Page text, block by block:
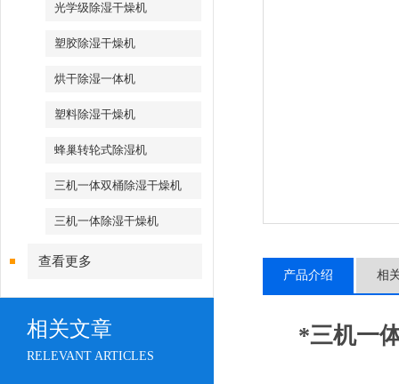
光学级除湿干燥机
塑胶除湿干燥机
烘干除湿一体机
塑料除湿干燥机
蜂巢转轮式除湿机
三机一体双桶除湿干燥机
三机一体除湿干燥机
查看更多
相关文章
RELEVANT ARTICLES
产品介绍 相
*三机一